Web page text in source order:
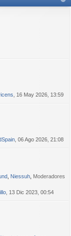
, 16 May 2026, 13:59
, 06 Ago 2026, 21:08
Niessuh Moderadores
, 13 Dic 2023, 00:54